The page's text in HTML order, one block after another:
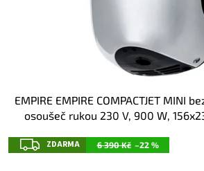
ZZDARMA 6 390 Kč –22 %
EMPIRE EMPIRE COMPACTJET MINI
osoušeč rukou 230 V, 900 W,